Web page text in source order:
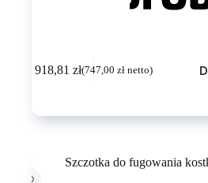
918,81zł(747,00zł netto)